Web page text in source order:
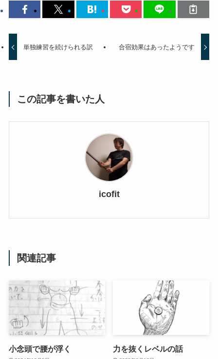
単独練習を続けられる訳 合宿効果はあったようです
この記事を書いた人
icofit
関連記事
小念頭で腰が浮く 力を抜くレベルの話